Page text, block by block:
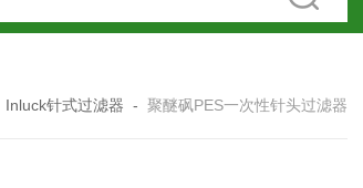
Inluck针式过滤器 - 聚醚砜PES一次性针头过滤器